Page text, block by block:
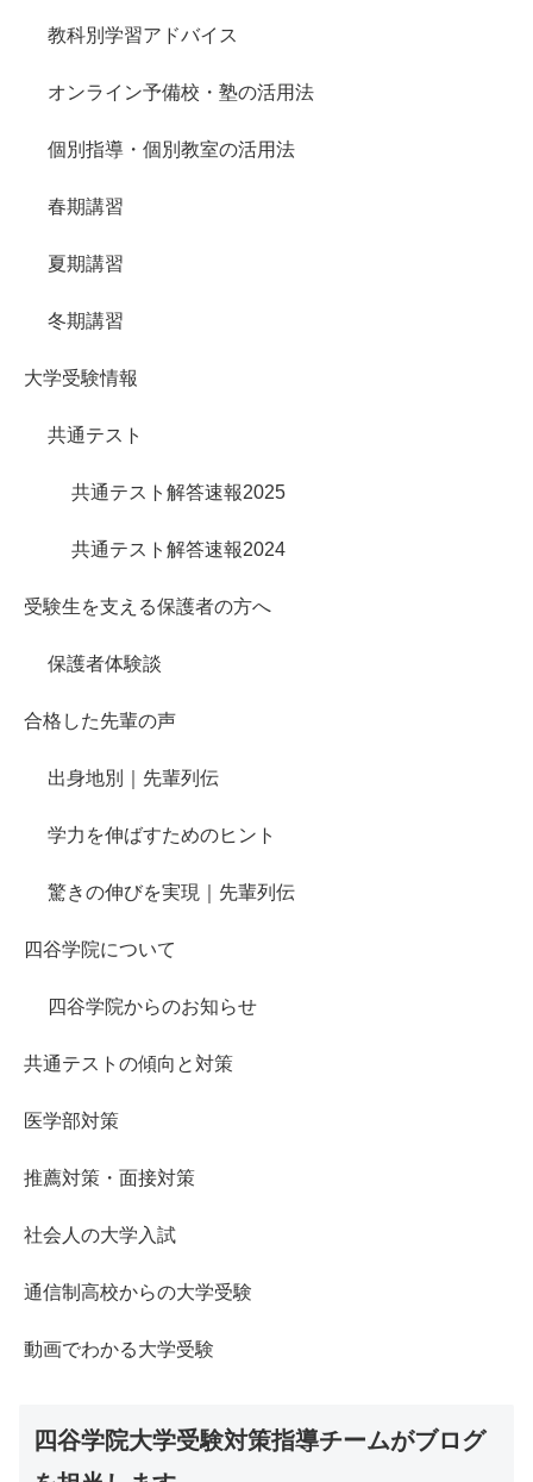
教科別学習アドバイス
オンライン予備校・塾の活用法
個別指導・個別教室の活用法
春期講習
夏期講習
冬期講習
大学受験情報
共通テスト
共通テスト解答速報2025
共通テスト解答速報2024
受験生を支える保護者の方へ
保護者体験談
合格した先輩の声
出身地別｜先輩列伝
学力を伸ばすためのヒント
驚きの伸びを実現｜先輩列伝
四谷学院について
四谷学院からのお知らせ
共通テストの傾向と対策
医学部対策
推薦対策・面接対策
社会人の大学入試
通信制高校からの大学受験
動画でわかる大学受験
四谷学院大学受験対策指導チームがブログ